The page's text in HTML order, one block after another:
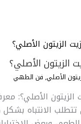
الأصلي؟
الأصلي, فن الطهي
الأصلي؟:
تتطلب الانتباه